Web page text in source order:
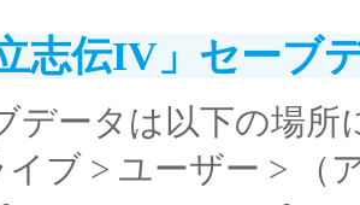
志伝IV」セーブ
データは以下の場所
イブ > ユーザー > （